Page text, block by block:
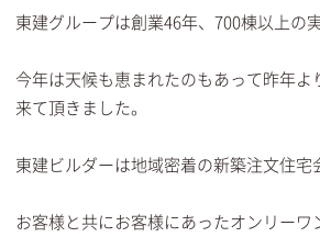
東建グループは創業46年、700棟以上の
今年は天候も恵まれたのもあって昨年よ
来て頂きました。
東建ビルダーは地域密着の新築注文住宅
お客様と共にお客様にあったオンリーワ